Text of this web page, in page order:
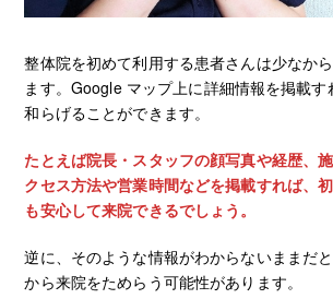
整体院を初めて利用する患者さんは少なか
ます。Google マップ上に詳細情報を掲載す
和らげることができます。
たとえば院長・スタッフの顔写真や経歴、
クセス方法や営業時間などを掲載すれば、
も安心して来院できるでしょう。
逆に、そのような情報がわからないままだ
から来院をためらう可能性があります。